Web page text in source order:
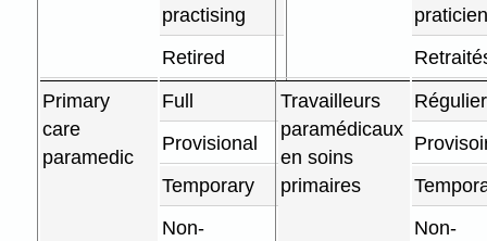
practising
Retired
Primary
care
paramedic
Full
Provisional
Temporary
Non-
Travailleurs
paramédicaux
en soins
primaires
Non-